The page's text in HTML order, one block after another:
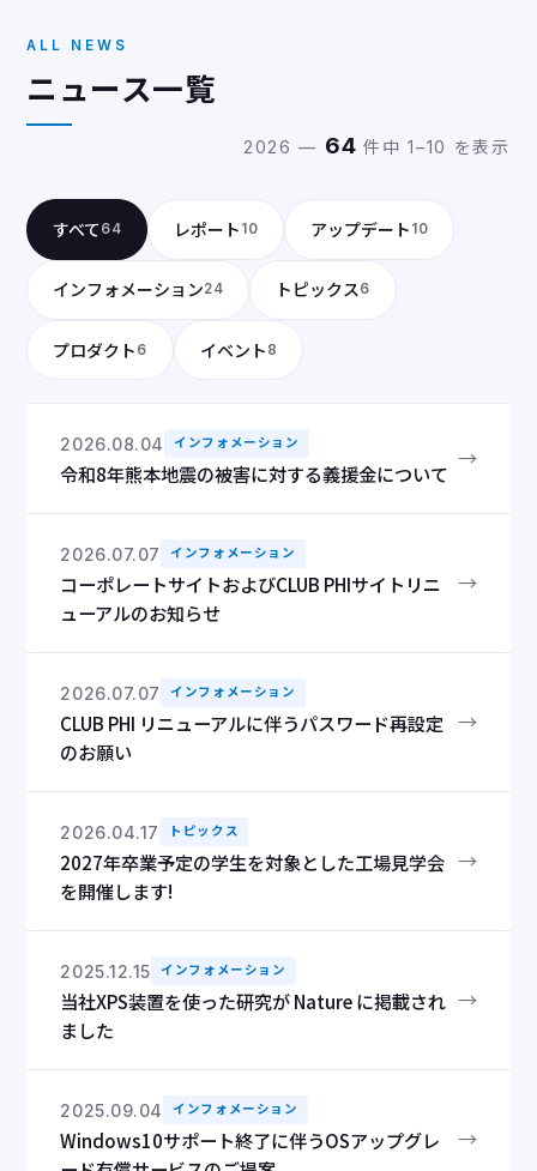
ALL NEWS
ニュース一覧
2026 — 64 件中 1–10 を表示
すべて64 レポート 10 アップデート 10
インフォメーション24 トピックス6
プロダクト 6 イベント 8
2026.08.04 インフォメーション
令和8年熊本地震の被害に対する義援金について
→
2026.07.07 インフォメーション
コーポレートサイトおよびCLUB PHIサイトリニ
ューアルのお知らせ
→
2026.07.07 インフォメーション
CLUB PHI リニューアルに伴うパスワード再設定
のお願い
→
2026.04.17 トピックス
2027年卒業予定の学生を対象とした工場見学会
を開催します!
→
2025.12.15 インフォメーション
当社XPS装置を使った研究が Nature に掲載され
ました
→
2025.09.04 インフォメーション
Windows10サポート終了に伴うOSアップグレ
→